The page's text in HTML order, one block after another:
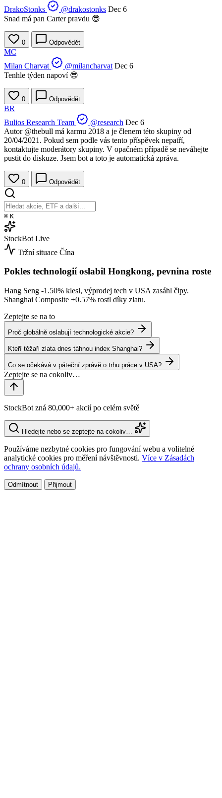
DrakoStonks
@drakostonks Dec 6
Snad má pan Carter pravdu 😎
0 Odpovědět
MC
Milan Charvat
@milancharvat Dec 6
Tenhle týden napoví 😎
0 Odpovědět
BR
Bulios Research Team
@research Dec 6
Autor @thebull má karmu 2018 a je členem této skupiny od
20/04/2021. Pokud sem podle vás tento příspěvek nepatří,
kontaktujte moderátory skupiny. V opačném případě se neváhejte
pustit do diskuze. Jsem bot a toto je automatická zpráva.
0 Odpovědět
⌘ K
StockBot Live
Tržní situace Čína
Pokles technologií oslabil Hongkong, pevnina roste
Hang Seng -1.50% klesl, výprodej tech v USA zasáhl čipy.
Shanghai Composite +0.57% rostl díky zlatu.
Zeptejte se na to
Proč globálně oslabují technologické akcie?
Kteří těžaři zlata dnes táhnou index Shanghai?
Co se očekává v páteční zprávě o trhu práce v USA?
StockBot zná 80,000+ akcií po celém světě
Hledejte nebo se zeptejte na cokoliv…
Používáme nezbytné cookies pro fungování webu a volitelné
analytické cookies pro měření návštěvnosti. Více v Zásadách
ochrany osobních údajů.
Odmítnout Přijmout